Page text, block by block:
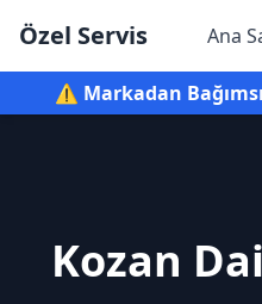
Özel Servis Ana
⚠️ Markadan
Kozan